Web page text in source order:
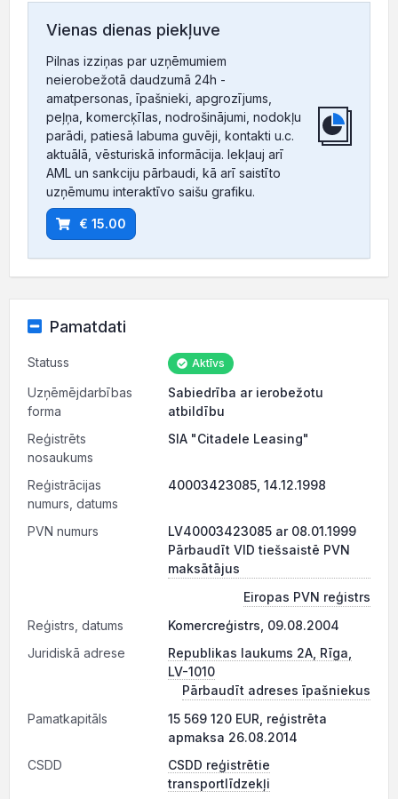
Vienas dienas piekļuve
Pilnas izziņas par uzņēmumiem
neierobežotā daudzumā 24h -
amatpersonas, īpašnieki, apgrozījums,
peļņa, komercķīlas, nodrošinājumi, nodokļu
parādi, patiesā labuma guvēji, kontakti u.c.
aktuālā, vēsturiskā informācija. Iekļauj arī
AML un sankciju pārbaudi, kā arī saistīto
uzņēmumu interaktīvo saišu grafiku.
€ 15.00
Pamatdati
Statuss Aktīvs
Uzņēmējdarbības
forma
Sabiedrība ar ierobežotu
atbildību
Reģistrēts
nosaukums
SIA "Citadele Leasing"
Reģistrācijas
numurs, datums
40003423085, 14.12.1998
PVN numurs
LV40003423085 ar 08.01.1999
Pārbaudīt VID tiešsaistē PVN
maksātājus
Eiropas PVN reģistrs
Reģistrs, datums
Komercreģistrs, 09.08.2004
Juridiskā adrese
Republikas laukums 2A, Rīga,
LV-1010
Pārbaudīt adreses īpašniekus
Pamatkapitāls
15 569 120 EUR, reģistrēta
apmaksa 26.08.2014
CSDD
CSDD reģistrētie
transportlīdzekļi